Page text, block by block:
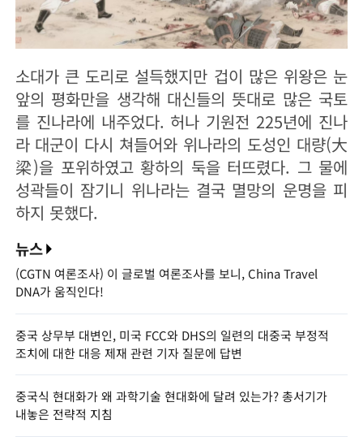
소대가 큰 도리로 설득했지만 겁이 많은 위왕은 눈
앞의 평화만을 생각해 대신들의 뜻대로 많은 국토
를 진나라에 내주었다. 허나 기원전 225년에 진나
라 대군이 다시 쳐들어와 위나라의 도성인 대량(大
梁)을 포위하였고 황하의 둑을 터뜨렸다. 그 물에
성곽들이 잠기니 위나라는 결국 멸망의 운명을 피
하지 못했다.
뉴스
(CGTN 여론조사) 이 글로벌 여론조사를 보니, China Travel
DNA가 움직인다!
중국 상무부 대변인, 미국 FCC와 DHS의 일련의 대중국 부정적
조치에 대한 대응 제재 관련 기자 질문에 답변
중국식 현대화가 왜 과학기술 현대화에 달려 있는가? 총서기가
내놓은 전략적 지침